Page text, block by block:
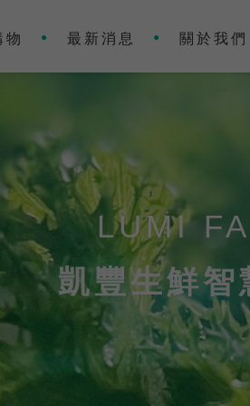
物 最新消息 關於我們